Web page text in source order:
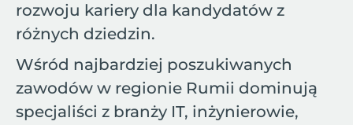
rozwoju kariery dla kandydatów z
różnych dziedzin.
Wśród najbardziej poszukiwanych
zawodów w regionie Rumii dominują
specjaliści z branży IT, inżynierowie,